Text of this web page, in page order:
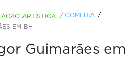
ARTÍSTICA / COMÉDIA
EM BH
Guimarães em